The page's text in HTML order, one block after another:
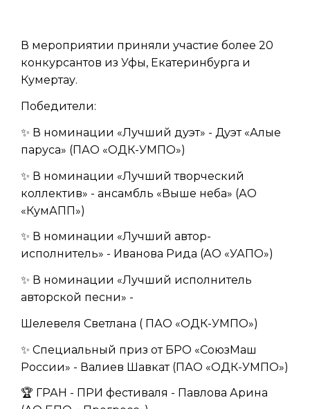
В мероприятии приняли участие более 20
конкурсантов из Уфы, Екатеринбурга и
Кумертау.
Победители:
✨ В номинации «Лучший дуэт» - Дуэт «Алые
паруса» (ПАО «ОДК-УМПО»)
✨ В номинации «Лучший творческий
коллектив» - ансамбль «Выше неба» (АО
«КумАПП»)
✨ В номинации «Лучший автор-
исполнитель» - Иванова Рида (АО «УАПО»)
✨ В номинации «Лучший исполнитель
авторской песни» -
Шелевеля Светлана ( ПАО «ОДК-УМПО»)
✨ Специальный приз от БРО «СоюзМаш
России» - Валиев Шавкат (ПАО «ОДК-УМПО»)
🏆 ГРАН - ПРИ фестиваля - Павлова Арина